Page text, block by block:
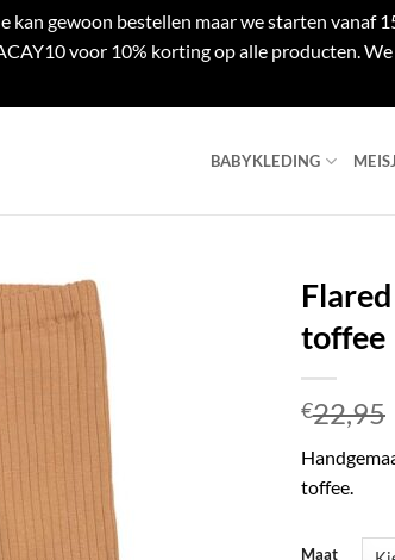
kan gewoon bestellen maar we starten
voor 10% korting op alle producten.
BABYKLEDING
toffee
€22,95
toffee.
Maat